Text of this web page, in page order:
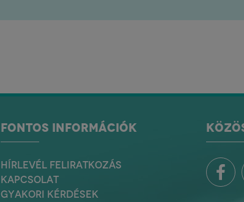
FONTOS INFORMÁCIÓK
HÍRLEVÉL FELIRATKOZÁS
KAPCSOLAT
GYAKORI KÉRDÉSEK